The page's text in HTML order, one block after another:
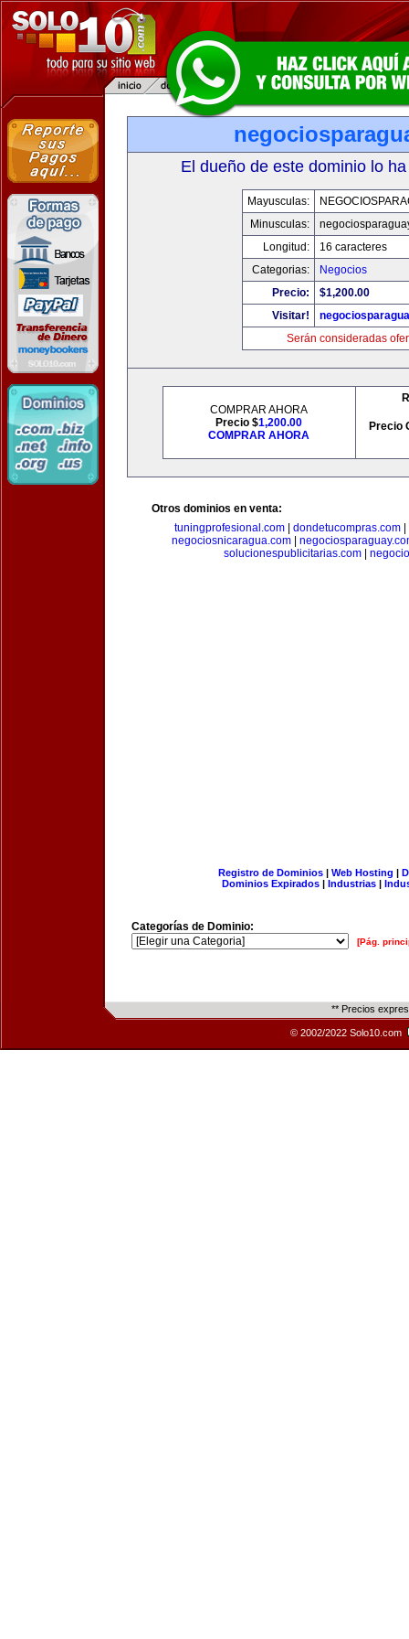
El dueño de este dominio lo
Mayusculas:
Minusculas:
Longitud:
16 caracteres
Categorias:
Negocios
Precio:
$1,200.00
Visitar!
Serán consideradas
COMPRAR AHORA
Precio $1,200.00
COMPRAR AHORA
Precio
Otros dominios en venta:
tuningprofesional.com| dondetucompras.com|
negociosnicaragua.com
solucionespublicitarias.com|
Registro de Dominios| Web Hosting |
Dominios Expirados | Industrias |
Categorías de Dominio:
[Pág.
** Precios
© 2002/2022 Solo10.com